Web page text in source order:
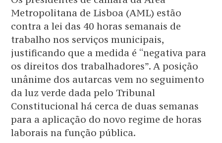
Metropolitana de Lisboa (AML) estão
contra a lei das 40 horas semanais de
trabalho nos serviços municipais,
justificando que a medida é “negativa para
os direitos dos trabalhadores”. A posição
unânime dos autarcas vem no seguimento
da luz verde dada pelo Tribunal
Constitucional há cerca de duas semanas
para a aplicação do novo regime de horas
laborais na função pública.